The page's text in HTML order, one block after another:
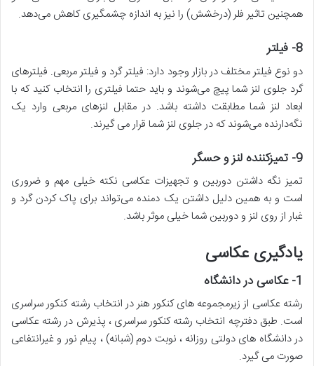
همچنین تاثیر فلر (درخشش) را نیز به اندازه چشمگیری کاهش می‌دهد.
8- فیلتر
دو نوع فیلتر مختلف در بازار وجود دارد: فیلتر گرد و فیلتر مربعی. فیلترهای
گرد جلوی لنز شما پیچ می‌شوند و باید حتما فیلتری را انتخاب کنید که با
ابعاد لنز شما مطابقت داشته باشد. در مقابل لنزهای مربعی وارد یک
نگه‌دارنده می‌شوند که در جلوی لنز شما قرار می گیرند.
9- تمیزکننده لنز و حسگر
تمیز نگه داشتن دوربین و تجهیزات عکاسی نکته خیلی مهم و ضروری
است و به همین دلیل داشتن یک دمنده می‌تواند برای پاک کردن گرد و
غبار از روی لنز و دوربین شما خیلی موثر باشد.
یادگیری عکاسی
1- عکاسی در دانشگاه
رشته عکاسی از زیرمجموعه های کنکور هنر در انتخاب رشته کنکور سراسری
است. طبق دفترچه انتخاب رشته کنکور سراسری ، پذیرش در رشته عکاسی
در دانشگاه های دولتی روزانه ، نوبت دوم (شبانه) ، پیام نور و غیرانتفاعی
صورت می گیرد.